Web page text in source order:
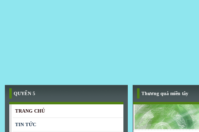
QUYỂN 5
TRANG CHỦ
TIN TỨC
Thương quá miền tây